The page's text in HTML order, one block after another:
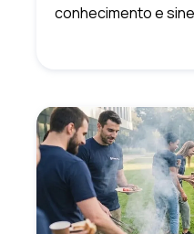
conhecimento e